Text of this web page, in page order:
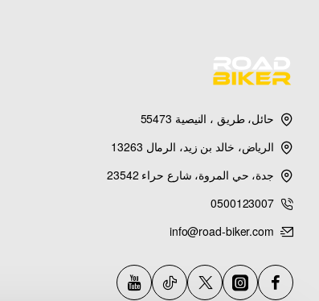
حائل، طريق ، النيصية 55473
الرياض، خالد بن زيد، الرمال 13263
جدة، حي المروة، شارع حراء 23542
0500123007
info@road-biker.com